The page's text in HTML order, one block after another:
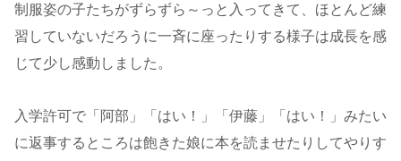
制服姿の子たちがずらずら～っと入ってきて、ほとんど練
習していないだろうに一斉に座ったりする様子は成長を感
じて少し感動しました。
入学許可で「阿部」「はい！」「伊藤」「はい！」みたい
に返事するところは飽きた娘に本を読ませたりしてやりす